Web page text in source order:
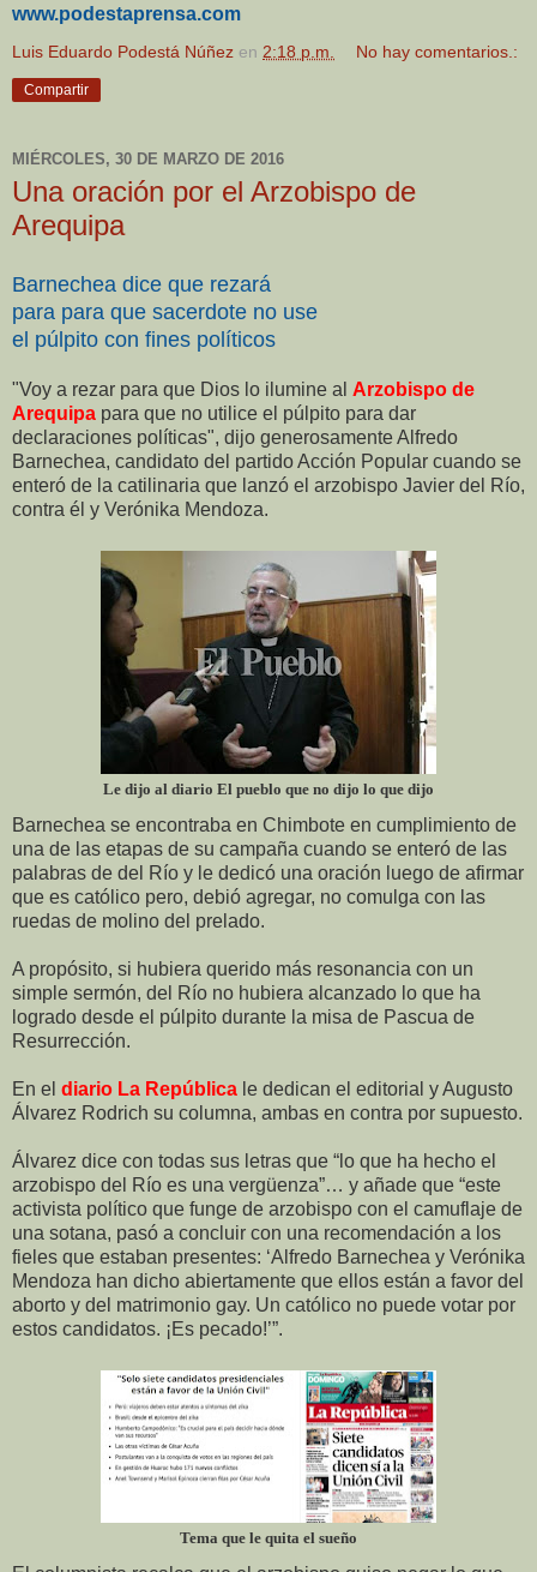
www.podestaprensa.com
Luis Eduardo Podestá Núñez en 2:18 p.m. No hay comentarios.:
Compartir
MIÉRCOLES, 30 DE MARZO DE 2016
Una oración por el Arzobispo de
Arequipa
Barnechea dice que rezará
para para que sacerdote no use
el púlpito con fines políticos
"Voy a rezar para que Dios lo ilumine al Arzobispo de
Arequipa para que no utilice el púlpito para dar
declaraciones políticas", dijo generosamente Alfredo
Barnechea, candidato del partido Acción Popular cuando se
enteró de la catilinaria que lanzó el arzobispo Javier del Río,
contra él y Verónika Mendoza.
Le dijo al diario El pueblo que no dijo lo que dijo
Barnechea se encontraba en Chimbote en cumplimiento de
una de las etapas de su campaña cuando se enteró de las
palabras de del Río y le dedicó una oración luego de afirmar
que es católico pero, debió agregar, no comulga con las
ruedas de molino del prelado.
A propósito, si hubiera querido más resonancia con un
simple sermón, del Río no hubiera alcanzado lo que ha
logrado desde el púlpito durante la misa de Pascua de
Resurrección.
En el diario La República le dedican el editorial y Augusto
Álvarez Rodrich su columna, ambas en contra por supuesto.
Álvarez dice con todas sus letras que “lo que ha hecho el
arzobispo del Río es una vergüenza”… y añade que “este
activista político que funge de arzobispo con el camuflaje de
una sotana, pasó a concluir con una recomendación a los
fieles que estaban presentes: ‘Alfredo Barnechea y Verónika
Mendoza han dicho abiertamente que ellos están a favor del
aborto y del matrimonio gay. Un católico no puede votar por
estos candidatos. ¡Es pecado!’”.
Tema que le quita el sueño